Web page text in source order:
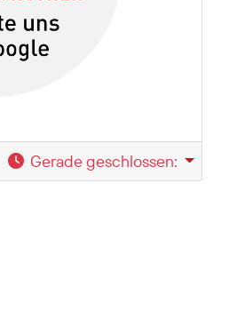
Gerade geschlossen: